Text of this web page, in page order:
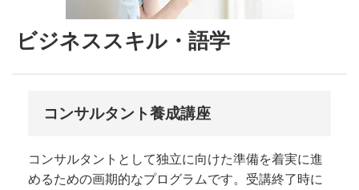
ビジネススキル・語学
コンサルタント養成講座
コンサルタントとして独立に向けた準備を着実に進
めるための画期的なプログラムです。受講終了時に